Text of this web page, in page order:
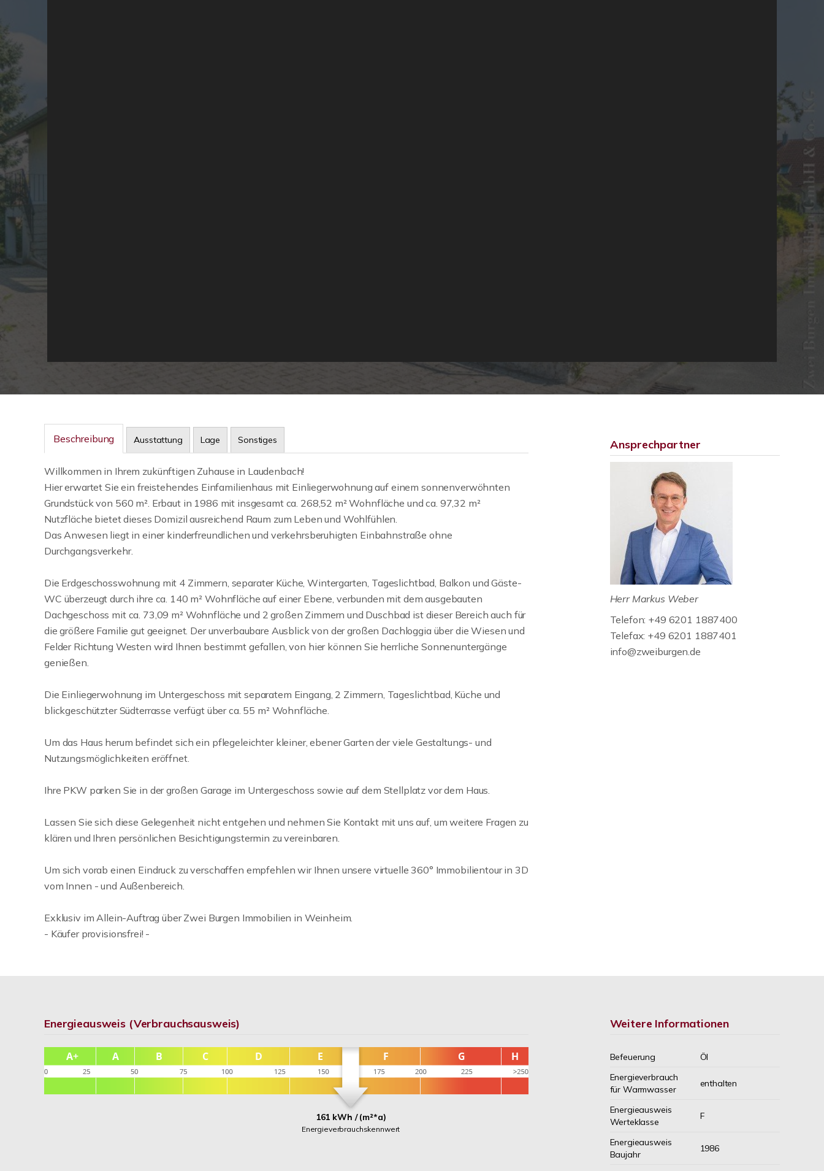
Beschreibung Ausstattung Lage Sonstiges
Willkommen in Ihrem zukünftigen Zuhause in Laudenbach!
Hier erwartet Sie ein freistehendes Einfamilienhaus mit Einliegerwohnung auf einem sonnenverwöhnten
Grundstück von 560 m². Erbaut in 1986 mit insgesamt ca. 268,52 m² Wohnfläche und ca. 97,32 m²
Nutzfläche bietet dieses Domizil ausreichend Raum zum Leben und Wohlfühlen.
Das Anwesen liegt in einer kinderfreundlichen und verkehrsberuhigten Einbahnstraße ohne
Durchgangsverkehr.
Die Erdgeschosswohnung mit 4 Zimmern, separater Küche, Wintergarten, Tageslichtbad, Balkon und Gäste-
WC überzeugt durch ihre ca. 140 m² Wohnfläche auf einer Ebene, verbunden mit dem ausgebauten
Dachgeschoss mit ca. 73,09 m² Wohnfläche und 2 großen Zimmern und Duschbad ist dieser Bereich auch für
die größere Familie gut geeignet. Der unverbaubare Ausblick von der großen Dachloggia über die Wiesen und
Felder Richtung Westen wird Ihnen bestimmt gefallen, von hier können Sie herrliche Sonnenuntergänge
genießen.
Die Einliegerwohnung im Untergeschoss mit separatem Eingang, 2 Zimmern, Tageslichtbad, Küche und
blickgeschützter Südterrasse verfügt über ca. 55 m² Wohnfläche.
Um das Haus herum befindet sich ein pflegeleichter kleiner, ebener Garten der viele Gestaltungs- und
Nutzungsmöglichkeiten eröffnet.
Ihre PKW parken Sie in der großen Garage im Untergeschoss sowie auf dem Stellplatz vor dem Haus.
Lassen Sie sich diese Gelegenheit nicht entgehen und nehmen Sie Kontakt mit uns auf, um weitere Fragen zu
klären und Ihren persönlichen Besichtigungstermin zu vereinbaren.
Um sich vorab einen Eindruck zu verschaffen empfehlen wir Ihnen unsere virtuelle 360° Immobilientour in 3D
vom Innen - und Außenbereich.
Exklusiv im Allein-Auftrag über Zwei Burgen Immobilien in Weinheim.
- Käufer provisionsfrei! -
Ansprechpartner
Herr Markus Weber
Telefon: +49 6201 1887400
Telefax: +49 6201 1887401
info@zweiburgen.de
Energieausweis (Verbrauchsausweis)
161 kWh / (m²*a)
Energieverbrauchskennwert
Weitere Informationen
Befeuerung
Öl
Energieverbrauch
für Warmwasser
enthalten
Energieausweis
Werteklasse
F
Energieausweis
Baujahr
1986